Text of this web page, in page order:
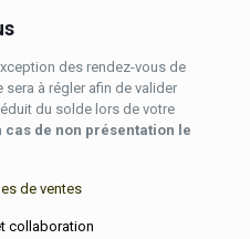
des rendez-vous de
à régler afin de valider
du solde lors de votre
cas de non présentation le
de ventes
collaboration